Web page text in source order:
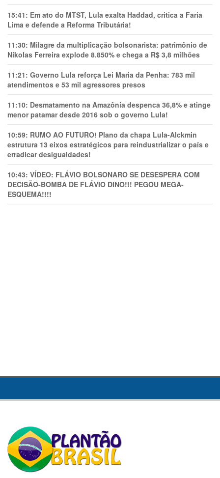
15:41: Em ato do MTST, Lula exalta Haddad, critica a Faria
Lima e defende a Reforma Tributária!
11:30: Milagre da multiplicação bolsonarista: patrimônio de
Nikolas Ferreira explode 8.850% e chega a R$ 3,8 milhões
11:21: Governo Lula reforça Lei Maria da Penha: 783 mil
atendimentos e 53 mil agressores presos
11:10: Desmatamento na Amazônia despenca 36,8% e atinge
menor patamar desde 2016 sob o governo Lula!
10:59: RUMO AO FUTURO! Plano da chapa Lula-Alckmin
estrutura 13 eixos estratégicos para reindustrializar o país e
erradicar desigualdades!
10:43: VÍDEO: FLÁVIO BOLSONARO SE DESESPERA COM
DECISÃO-BOMBA DE FLÁVIO DINO!!! PEGOU MEGA-
ESQUEMA!!!!